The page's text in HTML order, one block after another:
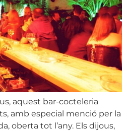
aquest bar-cocteleria
amb especial menció per la
oberta tot l’any. Els dijous,